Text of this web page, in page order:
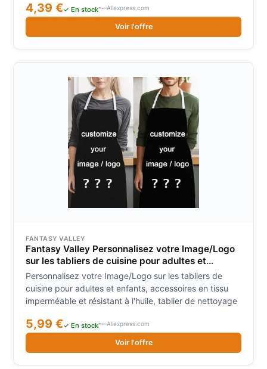
4,39 €✓ En stock Aliexpress.com
Voir l'offre
FANTASY VALLEY
Fantasy Valley Personnalisez votre Image/Logo
sur les tabliers de cuisine pour adultes et
enfants, accessoires en tissu imperméable et
résistant à l'huile, tablier de nettoyage
Personnalisez votre Image/Logo sur les tabliers de
cuisine pour adultes et enfants, accessoires en tissu
imperméable et résistant à l'huile, tablier de nettoyage
5,99 €✓ En stock Aliexpress.com
Voir l'offre